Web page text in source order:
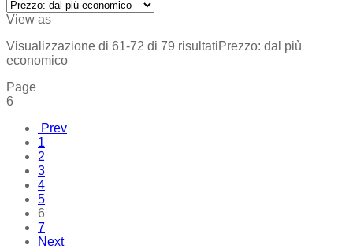
View as
Visualizzazione di 61-72 di 79 risultatiPrezzo: dal più
economico
Page
6
Prev
1
2
3
4
5
6
7
Next